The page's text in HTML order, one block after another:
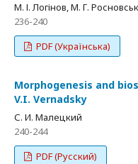
М. І. Логінов, М. Г.
236-240
PDF (Українська)
Morphogenesis and
V.I. Vernadsky
С. И. Малецкий
240-244
PDF (Русский)